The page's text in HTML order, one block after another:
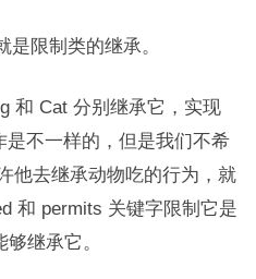
限制类的继承。
和 Cat 分别继承它，实现
不一样的，但是我们不希
他去继承动物吃的行为，就
和 permits 关键字限制它是
继承它。